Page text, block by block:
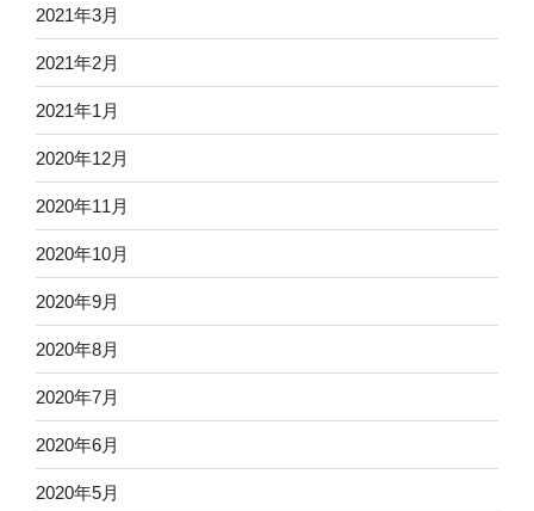
2021年3月
2021年2月
2021年1月
2020年12月
2020年11月
2020年10月
2020年9月
2020年8月
2020年7月
2020年6月
2020年5月